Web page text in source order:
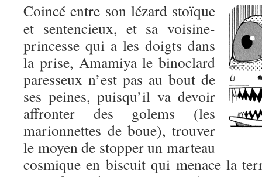
Coincé entre son lézard stoïque
et sentencieux, et sa voisine-
princesse qui a les doigts dans
la prise, Amamiya le binoclard
paresseux n’est pas au bout de
ses peines, puisqu’il va devoir
affronter des golems (les
marionnettes de boue), trouver
le moyen de stopper un marteau
cosmique en biscuit qui menace la